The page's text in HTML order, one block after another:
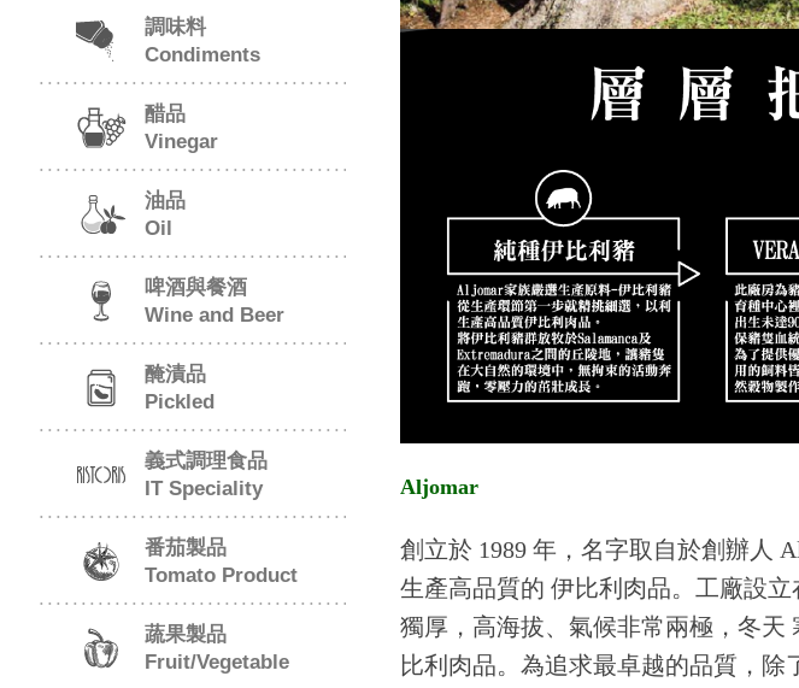
調味料
Condiments
醋品
Vinegar
油品
Oil
啤酒與餐酒
Wine and Beer
醃漬品
Pickled
義式調理食品
IT Speciality
番茄製品
Tomato Product
蔬果製品
Fruit/Vegetable
Aljomar
創立於 1989 年，名字取自於創辦人
生產高品質的 伊比利肉品。工廠設
獨厚，高海拔、氣候非常兩極，冬
比利肉品。為追求最卓越的品質，